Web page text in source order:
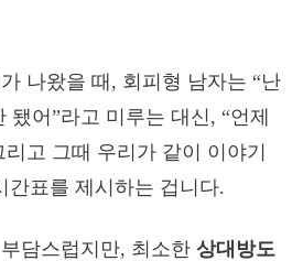
나왔을 때, 회피형 남자는 “난
됐어”라고 미루는 대신, “언제
고 그때 우리가 같이 이야기
간표를 제시하는 겁니다.
담스럽지만, 최소한 상대방도